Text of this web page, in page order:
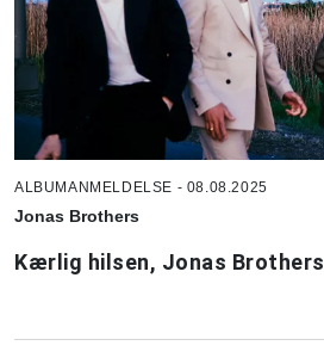
ALBUMANMELDELSE - 08.08.2025
Jonas Brothers
Kærlig hilsen, Jonas Brothers